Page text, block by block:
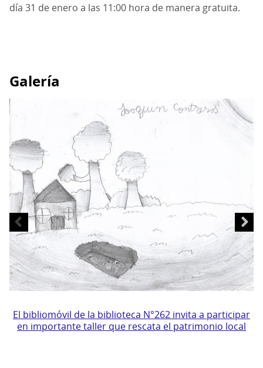
día 31 de enero a las 11:00 hora de manera gratuita.
Galería
bibliomóvil
de
El bibliomóvil de la biblioteca N°262 invita a participar
en importante taller que rescata el patrimonio local